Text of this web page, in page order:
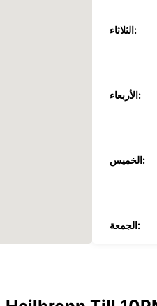
الثلاثاء:
الأربعاء:
الخميس:
الجمعة: